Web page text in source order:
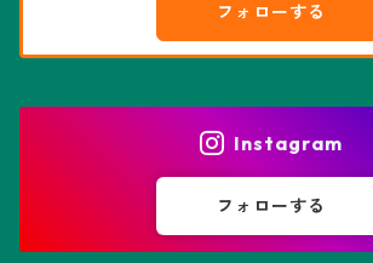
花園兜
エリオシケ属
オレオケレウス属
パキポディウム属
フェネストラリア属
プセウドリトス属
フォローする
Instagram
フォローする